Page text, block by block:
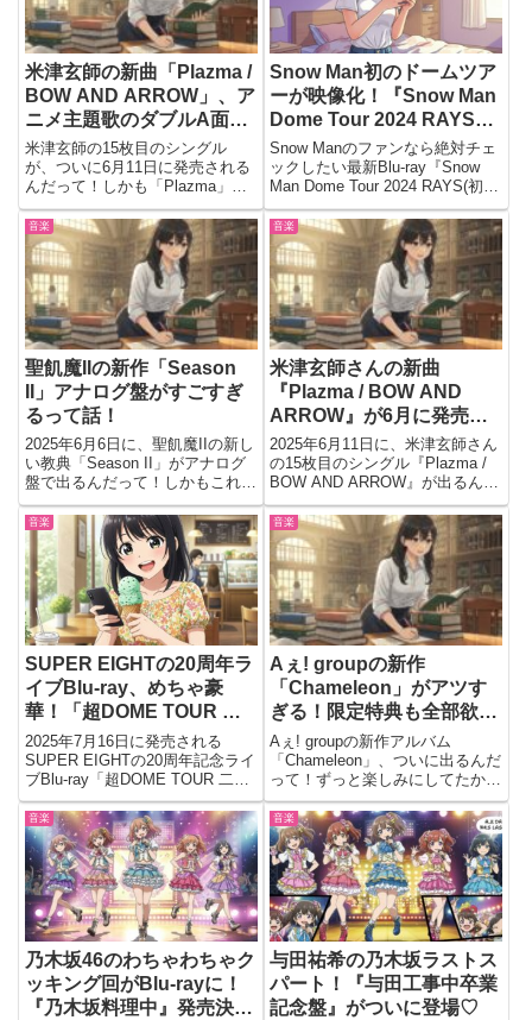
米津玄師の新曲「Plazma /
BOW AND ARROW」、ア
ニメ主題歌のダブルA面っ
て最高じゃない？
米津玄師の15枚目のシングル
が、ついに6月11日に発売される
んだって！しかも「Plazma」と
「BOW AND ARROW」のダブル
A面っていう豪華仕様。どっちの
曲もアニメの主題歌で、すでに配
信でめっちゃ人気になってるんだ
よ。さらに初回仕様...
Snow Man初のドームツア
ーが映像化！『Snow Man
Dome Tour 2024 RAYS』
初回盤Blu-ray予約受付中
Snow Manのファンなら絶対チェ
ックしたい最新Blu-ray『Snow
Man Dome Tour 2024 RAYS(初回
盤)』が、2025年6月25日に発売
決定だよ！彼らにとって初めての
5大ドームツアーの模様をたっぷ
り詰め込んだ豪華...
音楽
聖飢魔IIの新作「Season
II」アナログ盤がすごすぎ
るって話！
2025年6月6日に、聖飢魔IIの新し
い教典「Season II」がアナログ
盤で出るんだって！しかもこれ、
完全生産限定なんだよ！ファンな
らもうワクワクしちゃうような内
容で、今回はいろんな想いがギュ
ッと詰め込まれてるって感じ。ル
ーク篁参謀の体...
音楽
米津玄師さんの新曲
『Plazma / BOW AND
ARROW』が6月に発売さ
れるんだって！今から楽し
みすぎる…！
2025年6月11日に、米津玄師さん
の15枚目のシングル『Plazma /
BOW AND ARROW』が出るんだ
って。しかも今回は、ダブルA面
シングルっていうちょっと特別な
形で、CDとDVDがセットになっ
た「インストーラーデバイス盤」
って...
音楽
SUPER EIGHTの20周年ラ
イブBlu-ray、めちゃ豪
華！「超DOME TOUR 二
十祭」完全生産限定盤が出
るよ！
2025年7月16日に発売される
SUPER EIGHTの20周年記念ライ
ブBlu-ray「超DOME TOUR 二十
祭 完全生産限定盤」が、とにか
く豪華で話題になってるの。ライ
ブ映像はもちろん、裏側のドキュ
メントや超レアな特典まで盛りだ
くさ...
音楽
Aぇ! groupの新作
「Chameleon」がアツす
ぎる！限定特典も全部欲し
い！
Aぇ! groupの新作アルバム
「Chameleon」、ついに出るんだ
って！ずっと楽しみにしてたか
ら、この発表ほんと嬉しすぎる。
しかも今回のアルバム、曲ごとに
雰囲気が全然違って、聴いてて全
然飽きない感じになってるっぽい
よ。さらに初回限定盤に...
音楽
乃木坂46のわちゃわちゃク
ッキング回がBlu-rayに！
『乃木坂料理中』発売決定
音楽
与田祐希の乃木坂ラストス
パート！『与田工事中卒業
記念盤』がついに登場♡